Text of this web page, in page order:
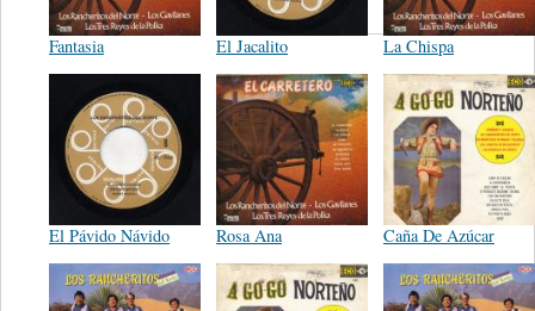
Fantasia El Jacalito La Chispa
El Pávido Návido Rosa Ana Caña De Azúcar